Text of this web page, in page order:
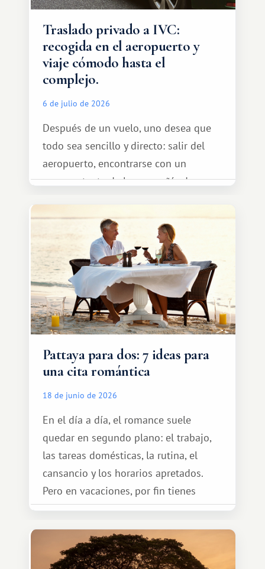
Traslado privado a IVC:
recogida en el aeropuerto y
viaje cómodo hasta el
complejo.
6 de julio de 2026
Después de un vuelo, uno desea que
todo sea sencillo y directo: salir del
aeropuerto, encontrarse con un
representante de la compañía de
tranquilamente hasta el complejo
turístico.
Pattaya para dos: 7 ideas para
una cita romántica
18 de junio de 2026
En el día a día, el romance suele
quedar en segundo plano: el trabajo,
las tareas domésticas, la rutina, el
cansancio y los horarios apretados.
Pero en vacaciones, por fin tienes
espacio para dos y ganas de hacer algo
especial por tu pareja. No tiene por
qué ser algo grandioso, pero sí algo
cálido y memorable.